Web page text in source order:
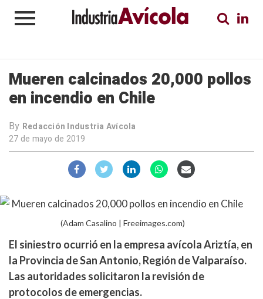
Mueren calcinados 20,000 pollos
en incendio en Chile
By Redacción Industria Avícola
27 de mayo de 2019
(Adam Casalino | Freeimages.com)
El siniestro ocurrió en la empresa avícola Ariztía, en
la Provincia de San Antonio, Región de Valparaíso.
Las autoridades solicitaron la revisión de
protocolos de emergencias.